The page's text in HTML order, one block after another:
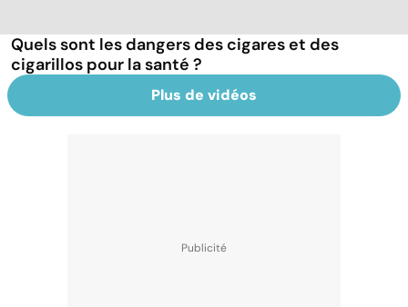
Quels sont les dangers des cigares et des
cigarillos pour la santé ?
Plus de vidéos